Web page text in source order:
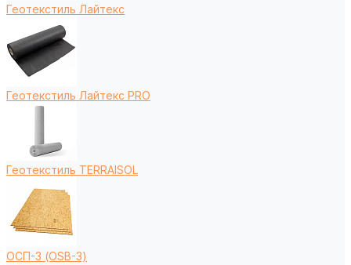
Геотекстиль Лайтекс
Геотекстиль Лайтекс PRO
Геотекстиль TERRAISOL
ОСП-3 (OSB-3)